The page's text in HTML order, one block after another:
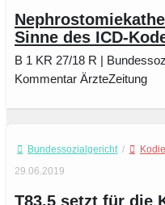
Sinne des ICD-
B 1 KR 27/18 R |
Kommentar ÄrzteZeitung
Bundessozialgericht /
29.06.2019
T83.5 setzt für die